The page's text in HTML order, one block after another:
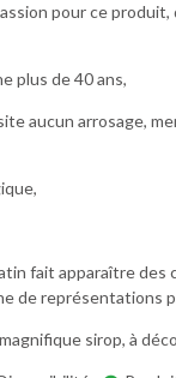
pour ce
plus de 40 ans,
aucun arrosage,
fait apparaître des
de représentations
sirop, à